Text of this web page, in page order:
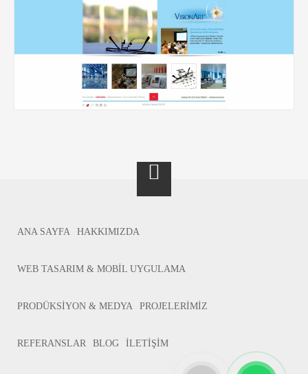
ANA SAYFA HAKKIMIZDA
WEB TASARIM & MOBİL UYGULAMA
PRODÜKSİYON & MEDYA PROJELERİMİZ
REFERANSLAR BLOG İLETİŞİM